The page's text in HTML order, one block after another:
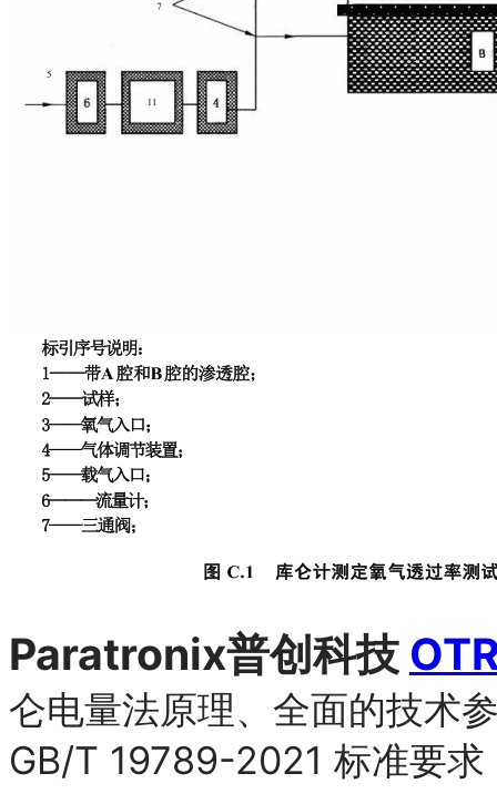
Paratronix普创科技
仑电量法原理、全面的技术
GB/T 19789-2021 标准要求